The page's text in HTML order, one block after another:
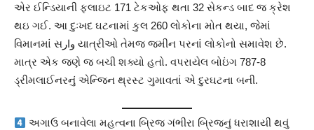
એર ઈન્ડિયાની ફ્લાઇટ 171 ટેકઓફ થતા 32 સેકન્ડ બાદ જ ક્રેશ
થઇ ગઈ. આ દુઃખદ ઘટનામાં કુલ 260 લોકોના મોત થયા, જેમાં
વિમાનમાં સوار યાત્રીઓ તેમજ જમીન પરનાં લોકોનો સમાવેશ છે.
માત્ર એક જણે જ બચી શક્યો હતો. વપરાયેલ બોઇંગ 787-8
ડ્રીમલાઈનરનું એન્જિન થ્રસ્ટ ગુમાવતાં એ દુરઘટના બની.
અગાઉ બનાવેલા મહત્વના બ્રિજ ગંભીરા બ્રિજનું ધરાશાયી થવું